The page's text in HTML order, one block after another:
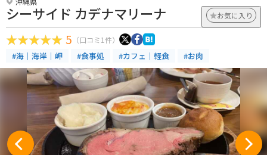
シーサイド カデナマリーナ お気に入り
5 （口コミ1件）
#海｜海岸｜岬 #食事処 #カフェ｜軽食 #お肉